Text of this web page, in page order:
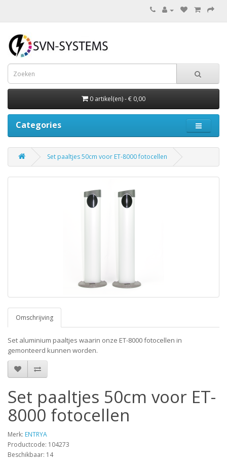
0 artikel(en) - € 0,00
Categories
Set paaltjes 50cm voor ET-8000 fotocellen
Omschrijving
Set aluminium paaltjes waarin onze ET-8000 fotocellen in
gemonteerd kunnen worden.
Set paaltjes 50cm voor ET-
8000 fotocellen
Merk: ENTRYA
Productcode: 104273
Beschikbaar: 14